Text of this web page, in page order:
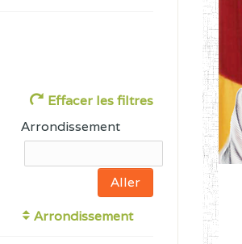
Effacer les filtres
Arrondissement
Arrondissement